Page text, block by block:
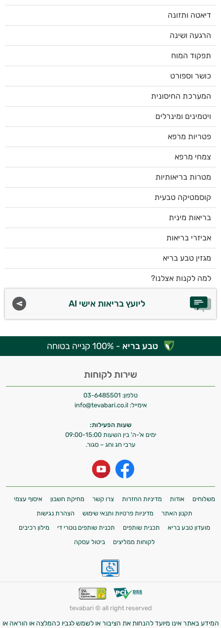
דיאטה ותזונה
הרגעה ושינה
תפקוד המוח
כושר וספורט
המערכת החיסונית
ויטמינים ומינרלים
פטריות מרפא
צמחי מרפא
מטרות בריאותיות
קוסמטיקה טבעית
בריאות מינית
אביזרי בריאות
מגזין טבע בריא
למה לקנות אצלנו?
ליועץ בריאות אישי AI
טבע בריא - 100% קנייה בטוחה
שירות לקוחות
טלפון: 03-6485501
אימייל: info@tevabari.co.il
שעות הפעילות:
ימים א'-ה' בין השעות 09:00-15:00
ערבי חג וחג – סגור.
משלוחים אודות מדיניות החזרות צרו קשר מחיקת חשבון
איסוף עצמי
תקנון האתר
מדיניות פרטיות ותנאי שימוש
הצהרת נגישות
מועדון טבע בריא
תכנית שותפים תכנית שותפים נוטרי די
מילון רכיבים
לקוחות ממליצים
ביטול עסקה
tevabari © all right reserved
המידע באתר אינו מיועד להנחות את הציבור או לשמש לגביו כהמלצה או הוראה או